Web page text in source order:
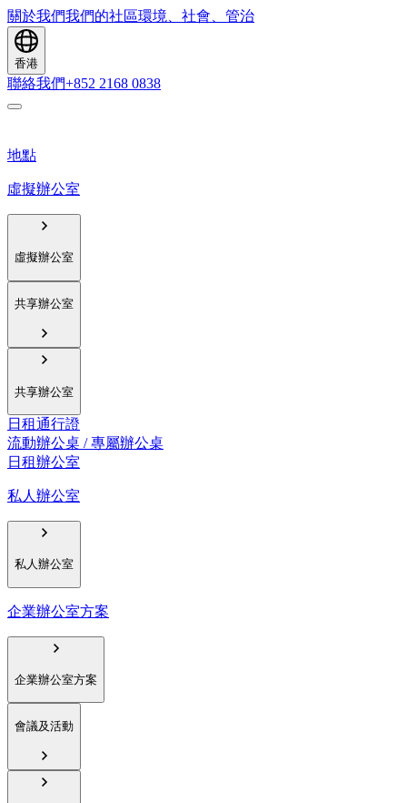
關於我們我們的社區環境、社會、管治
香港
聯絡我們+852 2168 0838
地點
虛擬辦公室
虛擬辦公室
共享辦公室
共享辦公室
日租通行證
流動辦公桌 / 專屬辦公桌
日租辦公室
私人辦公室
私人辦公室
企業辦公室方案
企業辦公室方案
會議及活動